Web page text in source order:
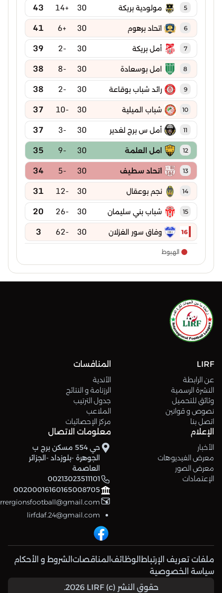
5 مولودية بريكة 30
+14
43
6 اتحاد برهوم 30
+6
41
7 أمل بريكة 30
-2
39
8 امل بوسعادة 30
-8
38
9 رائد شباب بوقاعة 30
-2
38
10 شباب الميلية 30
-10
37
11 أمل س برج لغدير 30
-3
37
12 امل العلمة 30
-9
35
13 اتحاد سطيف 30
-5
34
14 نجم بوعقال 30
-12
31
15 شباب بني سليمان 30
-26
20
16 وفاق سور الغزلان 30
-62
3
الهبوط
LIRF
عن الرابطة
النشرة الرسمية
وثائق للتحميل
نصوص و قوانين
اتصل بنا
المنافسات
الأندية
الرزنامة و النتائج
جدول الترتيب
الملاعب
مركز الإحصائيات
الإعلام
الأخبار
معرض الفيديوهات
معرض الصور
الإعتمادات
معلومات الاتصال
حي 554 مسكن برج ب
الجوهرة -بلوزداد -الجزائر
العاصمة
00213023511101
00200016160165008705
lirfdaf.24@gmail.com
ملفات تعريف الإرتباط الوظائف المناقصات الشروط و الأحكام
سياسة الخصوصية
حقوق النشر (c) 2026 LIRF.